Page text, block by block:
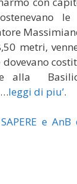
metri,
dovevano
alla
leggi di piu’.